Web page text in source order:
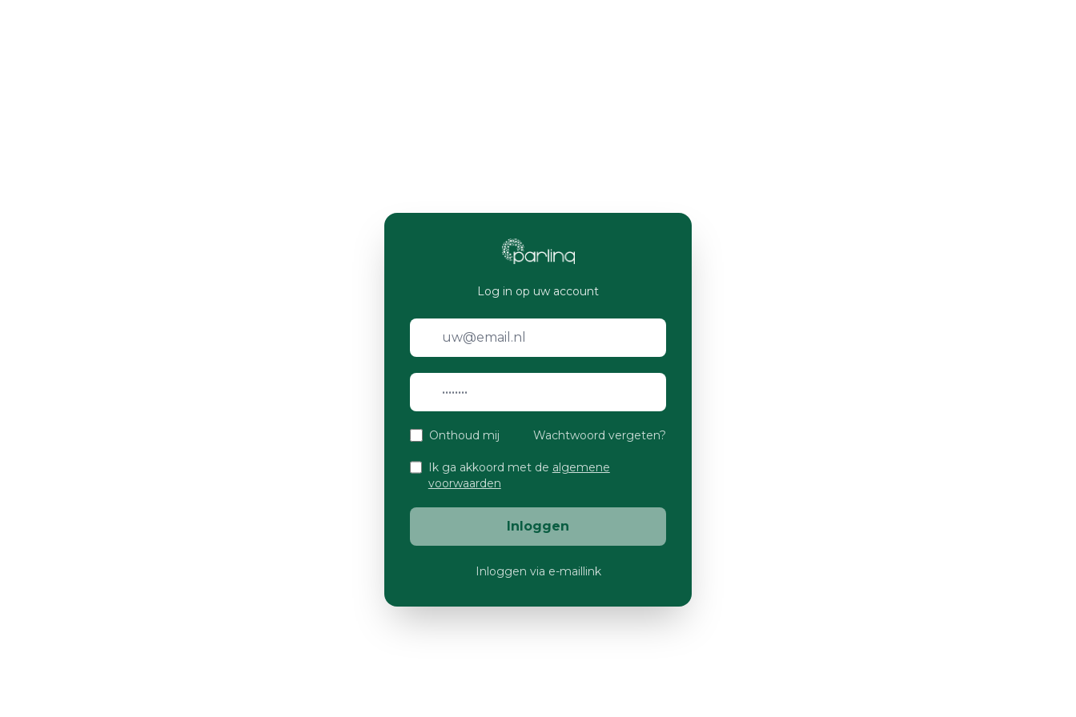
Log in op uw account
Onthoud mij Wachtwoord vergeten?
Ik ga akkoord met de algemene
voorwaarden
Inloggen
Inloggen via e-maillink